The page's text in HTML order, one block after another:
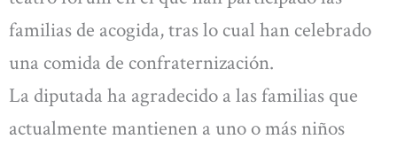
familias de acogida, tras lo cual han celebrado
una comida de confraternización.
La diputada ha agradecido a las familias que
actualmente mantienen a uno o más niños